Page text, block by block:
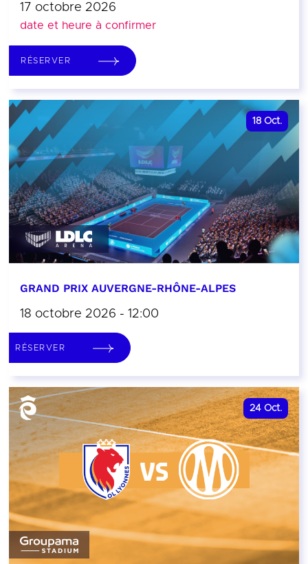
17 octobre 2026
date et heure à confirmer
RÉSERVER
18 Oct.
GRAND PRIX AUVERGNE-RHÔNE-ALPES
18 octobre 2026 - 12:00
RÉSERVER
24 Oct.